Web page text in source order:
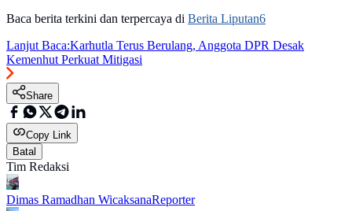
Baca berita terkini dan terpercaya di Berita Liputan6
Lanjut Baca:Karhutla Terus Berulang, Anggota DPR Desak
Kemenhut Perkuat Mitigasi
Share
Copy Link
Batal
Tim Redaksi
Dimas Ramadhan WicaksanaReporter